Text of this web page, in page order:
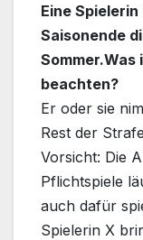
Eine
Saisonende
Sommer.Was
beachten?
Er oder sie
Rest der
Vorsicht: Die
Pflichtspiele
auch dafür
Spielerin X